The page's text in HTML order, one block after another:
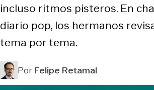
incluso ritmos pisteros. En
diario pop, los hermanos
tema por tema.
PorFelipe Retamal